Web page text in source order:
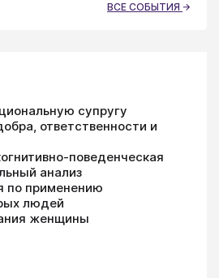
ВСЕ СОБЫТИЯ
супругу
ответственности и
поведенческая
анализ
по применению
людей
женщины